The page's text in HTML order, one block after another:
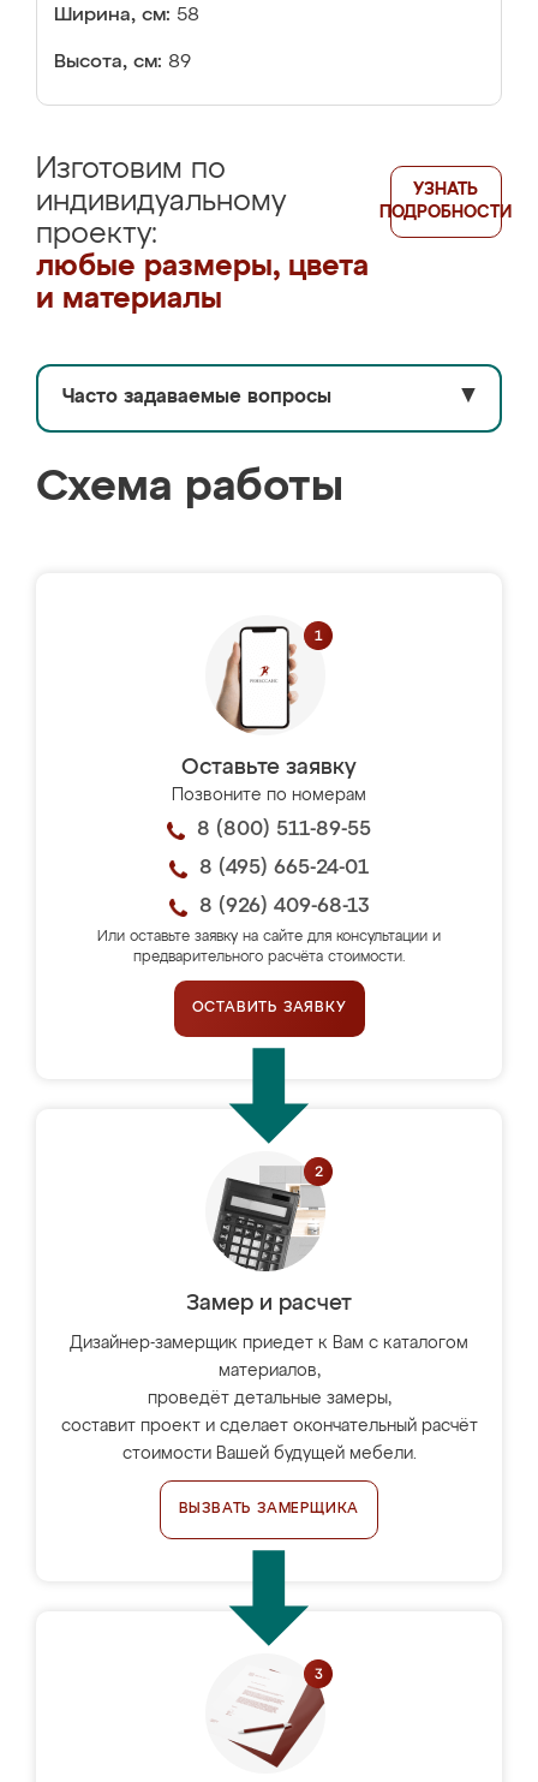
Ширина, см: 58
Высота, см: 89
Изготовим по
индивидуальному
проекту:
любые размеры, цвета
и материалы
УЗНАТЬ
ПОДРОБНОСТИ
Часто задаваемые вопросы ▼
Схема работы
Оставьте заявку
Позвоните по номерам
8 (800) 511-89-55
8 (495) 665-24-01
8 (926) 409-68-13
Или оставьте заявку на сайте для консультации и
предварительного расчёта стоимости.
ОСТАВИТЬ ЗАЯВКУ
Замер и расчет
Дизайнер-замерщик приедет к Вам с каталогом
материалов,
проведёт детальные замеры,
составит проект и сделает окончательный расчёт
стоимости Вашей будущей мебели.
ВЫЗВАТЬ ЗАМЕРЩИКА